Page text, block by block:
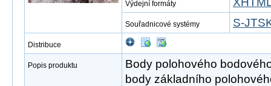
Výdejní formáty
Souřadnicové systémy S-
Distribuce
Popis produktu
Body polohového
body základního